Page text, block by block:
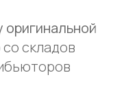
оригинальной
складов